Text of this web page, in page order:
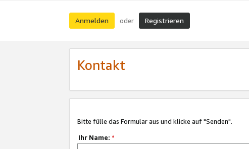
Anmelden oder Registrieren
Kontakt
Bitte fülle das Formular aus und klicke auf "Senden".
Ihr Name: *